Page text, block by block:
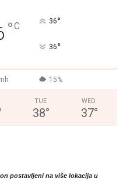
°C 36°
36°
15%
TUE
38°
WED
37°
postavljeni na više lokacija u